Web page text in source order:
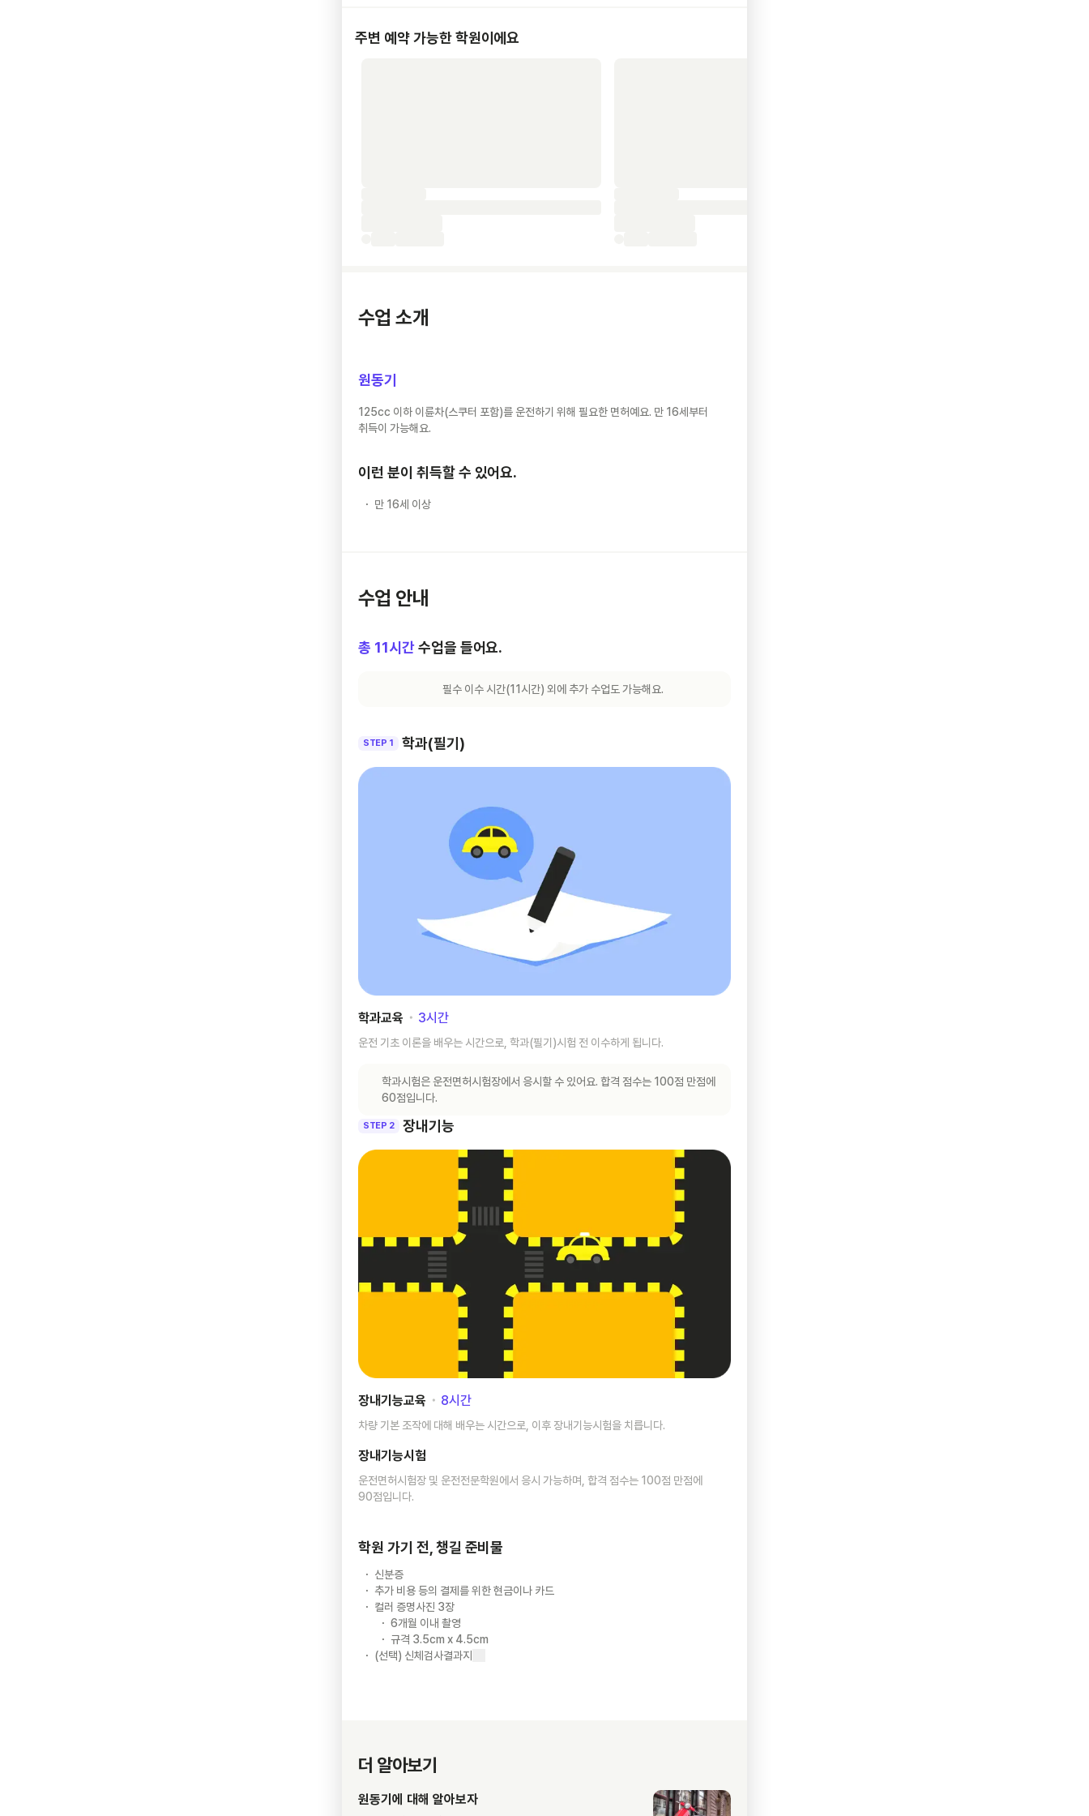
주변 예약 가능한 학원이에요
수업 소개
원동기
125cc 이하 이륜차(스쿠터 포함)를 운전하기 위해 필요한 면허예요. 만 16세부터
취득이 가능해요.
이런 분이 취득할 수 있어요.
만 16세 이상
수업 안내
총 11시간 수업을 들어요.
필수 이수 시간(11시간) 외에 추가 수업도 가능해요.
STEP 1 학과(필기)
학과교육 ･ 3시간
운전 기초 이론을 배우는 시간으로, 학과(필기)시험 전 이수하게 됩니다.
학과시험은 운전면허시험장에서 응시할 수 있어요. 합격 점수는 100점 만점에
60점입니다.
STEP 2 장내기능
장내기능교육 ･ 8시간
차량 기본 조작에 대해 배우는 시간으로, 이후 장내기능시험을 치릅니다.
장내기능시험
운전면허시험장 및 운전전문학원에서 응시 가능하며, 합격 점수는 100점 만점에
90점입니다.
학원 가기 전, 챙길 준비물
신분증
추가 비용 등의 결제를 위한 현금이나 카드
컬러 증명사진 3장
6개월 이내 촬영
규격 3.5cm x 4.5cm
(선택) 신체검사결과지
더 알아보기
원동기에 대해 알아보자